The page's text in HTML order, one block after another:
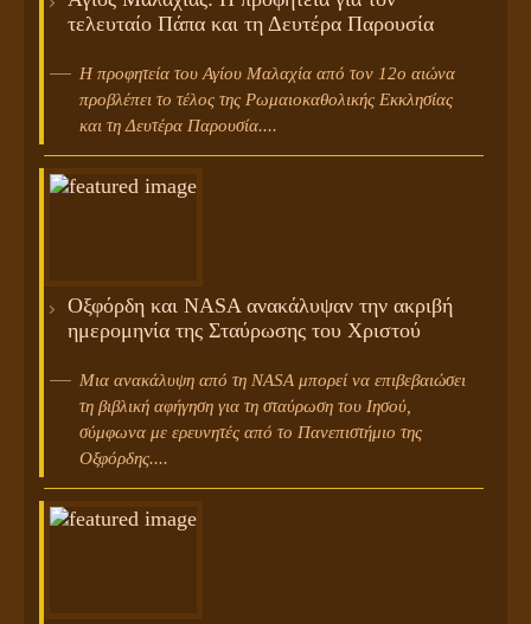
τελευταίο Πάπα και τη Δευτέρα Παρουσία
Η προφητεία του Αγίου Μαλαχία από τον 12ο αιώνα
προβλέπει το τέλος της Ρωμαιοκαθολικής Εκκλησίας
και τη Δευτέρα Παρουσία....
Οξφόρδη και NASA ανακάλυψαν την ακριβή
ημερομηνία της Σταύρωσης του Χριστού
Μια ανακάλυψη από τη NASA μπορεί να επιβεβαιώσει
τη βιβλική αφήγηση για τη σταύρωση του Ιησού,
σύμφωνα με ερευνητές από το Πανεπιστήμιο της
Οξφόρδης....